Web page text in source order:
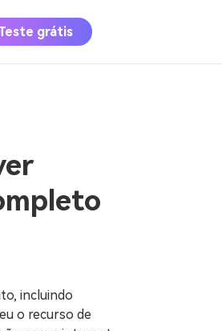
MP3
grátis
AGORA
incluindo
o recurso de